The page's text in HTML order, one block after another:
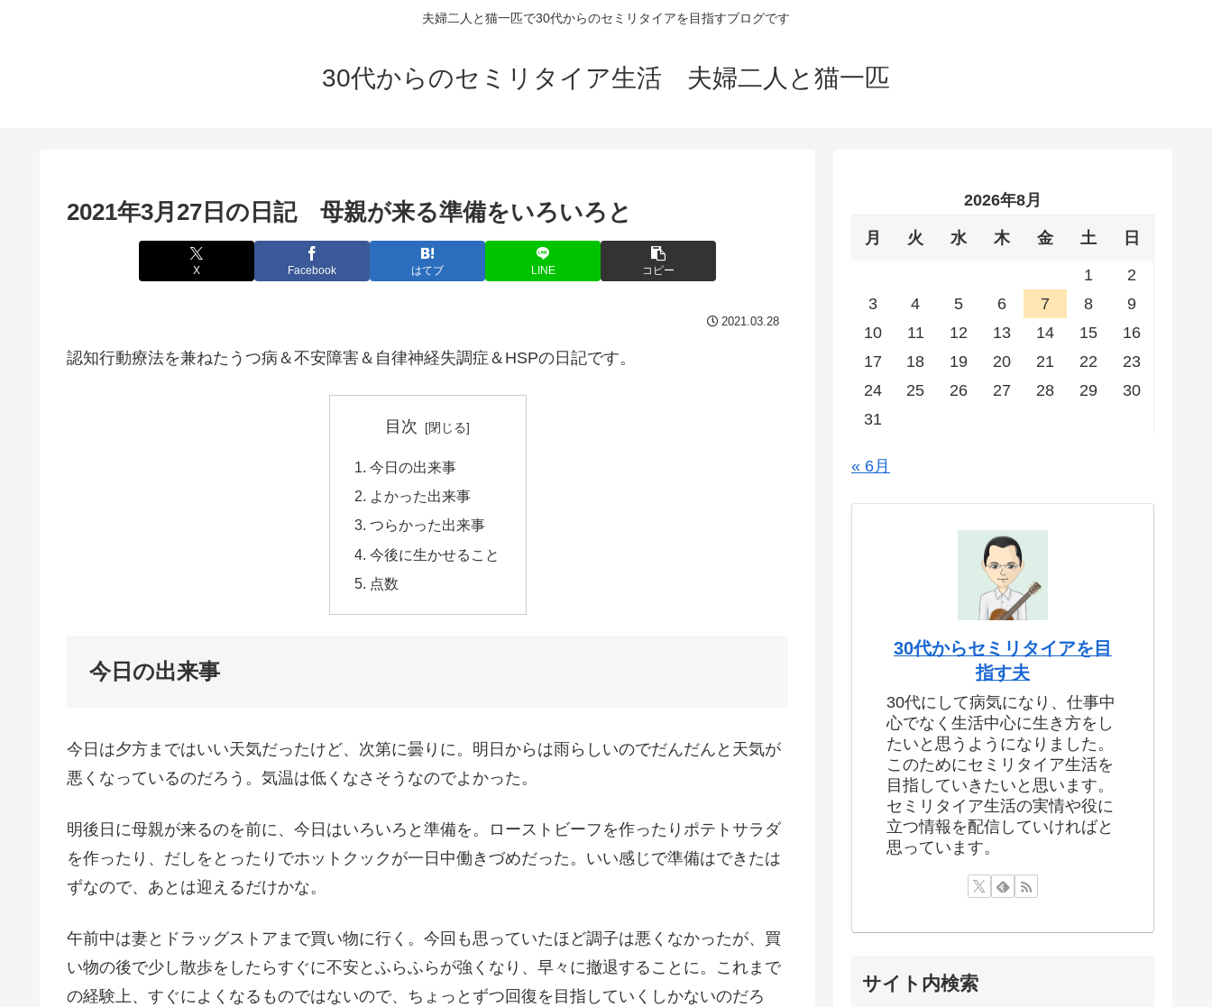
夫婦二人と猫一匹で30代からのセミリタイアを目指すブログです
30代からのセミリタイア生活 夫婦二人と猫一匹
2021年3月27日の日記 母親が来る準備をいろいろと
X Facebook はてブ LINE コピー
2021.03.28
認知行動療法を兼ねたうつ病＆不安障害＆自律神経失調症＆HSPの日記です。
目次
今日の出来事
よかった出来事
つらかった出来事
今後に生かせること
点数
今日の出来事
今日は夕方まではいい天気だったけど、次第に曇りに。明日からは雨らしいのでだんだんと天気が
悪くなっているのだろう。気温は低くなさそうなのでよかった。
明後日に母親が来るのを前に、今日はいろいろと準備を。ローストビーフを作ったりポテトサラダ
を作ったり、だしをとったりでホットクックが一日中働きづめだった。いい感じで準備はできたは
ずなので、あとは迎えるだけかな。
午前中は妻とドラッグストアまで買い物に行く。今回も思っていたほど調子は悪くなかったが、買
い物の後で少し散歩をしたらすぐに不安とふらふらが強くなり、早々に撤退することに。これまで
の経験上、すぐによくなるものではないので、ちょっとずつ回復を目指していくしかないのだろ
2026年8月
月 火 水 木 金 土 日
1
2
3
4 5 6 7 8
9
10
11 12 13 14 15
16
17
18 19 20 21 22
23
24
25 26 27 28 29
30
31
« 6月
30代からセミリタイアを目
指す夫
30代にして病気になり、仕事中
心でなく生活中心に生き方をし
たいと思うようになりました。
このためにセミリタイア生活を
目指していきたいと思います。
セミリタイア生活の実情や役に
立つ情報を配信していければと
思っています。
サイト内検索